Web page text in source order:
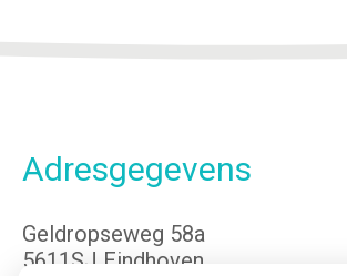
Adresgegevens
Geldropseweg 58a
5611SJ Eindhoven